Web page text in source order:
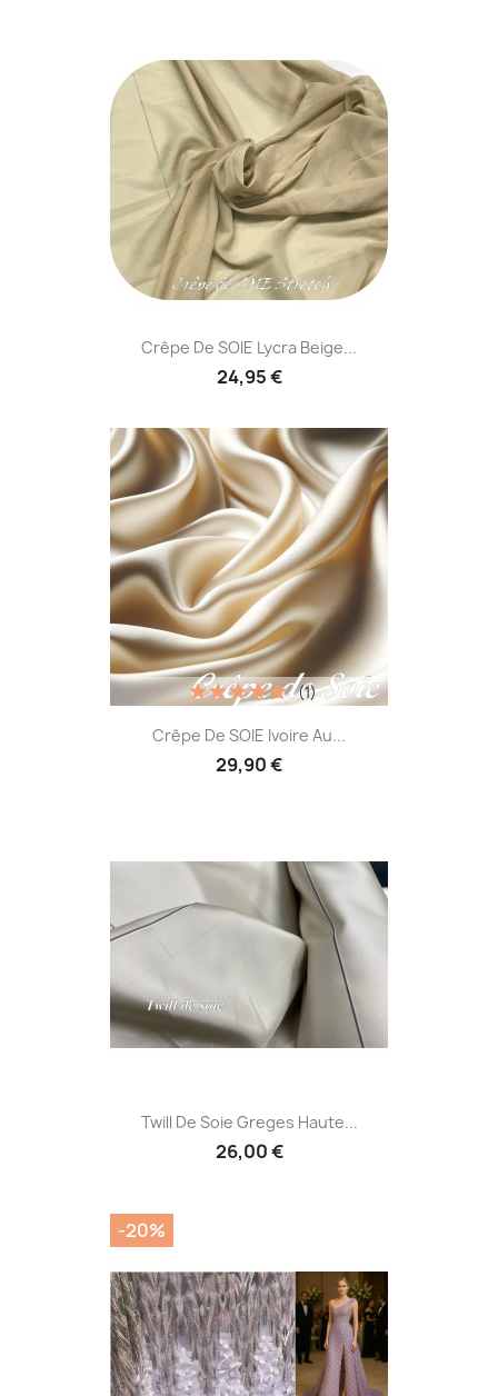
Crêpe De SOIE Lycra Beige...
24,95 €
Crêpe De SOIE Ivoire Au...
29,90 €
(1)
Twill De Soie Greges Haute...
26,00 €
-20%